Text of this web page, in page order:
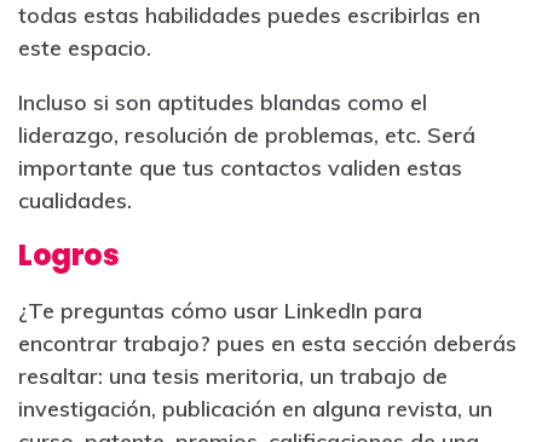
todas estas habilidades puedes escribirlas en
este espacio.
Incluso si son aptitudes blandas como el
liderazgo, resolución de problemas, etc. Será
importante que tus contactos validen estas
cualidades.
Logros
¿Te preguntas cómo usar LinkedIn para
encontrar trabajo? pues en esta sección deberás
resaltar: una tesis meritoria, un trabajo de
investigación, publicación en alguna revista, un